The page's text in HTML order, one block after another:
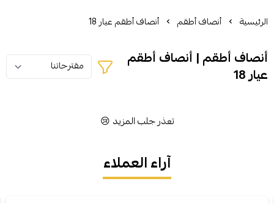
الرئيسية أنصاف أطقم أنصاف أطقم عيار 18
أنصاف أطقم | أنصاف أطقم
عيار 18
تعذر جلب المزيد 😢
آراء العملاء